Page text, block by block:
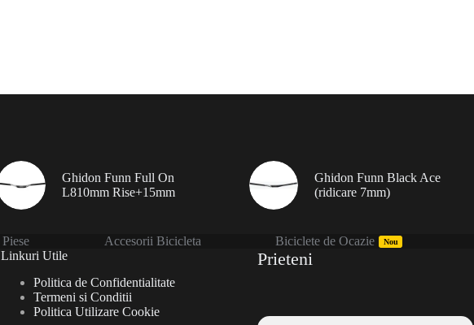
Ghidon Funn Full On
L810mm Rise+15mm
Ghidon Funn Black Ace
(ridicare 7mm)
Piese Accesorii Bicicleta Biciclete de Ocazie Nou
Linkuri Utile
Politica de Confidentialitate
Termeni si Conditii
Politica Utilizare Cookie
Prieteni